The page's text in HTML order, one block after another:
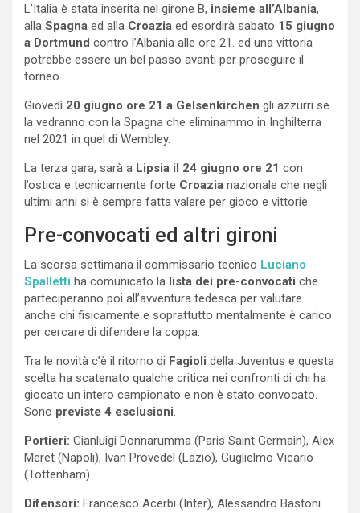
L’Italia è stata inserita nel girone B, insieme all’Albania,
alla Spagna ed alla Croazia ed esordirà sabato 15 giugno
a Dortmund contro l’Albania alle ore 21. ed una vittoria
potrebbe essere un bel passo avanti per proseguire il
torneo.
Giovedì 20 giugno ore 21 a Gelsenkirchen gli azzurri se
la vedranno con la Spagna che eliminammo in Inghilterra
nel 2021 in quel di Wembley.
La terza gara, sarà a Lipsia il 24 giugno ore 21 con
l’ostica e tecnicamente forte Croazia nazionale che negli
ultimi anni si è sempre fatta valere per gioco e vittorie.
Pre-convocati ed altri gironi
La scorsa settimana il commissario tecnico Luciano
Spalletti ha comunicato la lista dei pre-convocati che
parteciperanno poi all’avventura tedesca per valutare
anche chi fisicamente e soprattutto mentalmente è carico
per cercare di difendere la coppa.
Tra le novità c’è il ritorno di Fagioli della Juventus e questa
scelta ha scatenato qualche critica nei confronti di chi ha
giocato un intero campionato e non è stato convocato.
Sono previste 4 esclusioni.
Portieri: Gianluigi Donnarumma (Paris Saint Germain), Alex
Meret (Napoli), Ivan Provedel (Lazio), Guglielmo Vicario
(Tottenham).
Difensori: Francesco Acerbi (Inter), Alessandro Bastoni